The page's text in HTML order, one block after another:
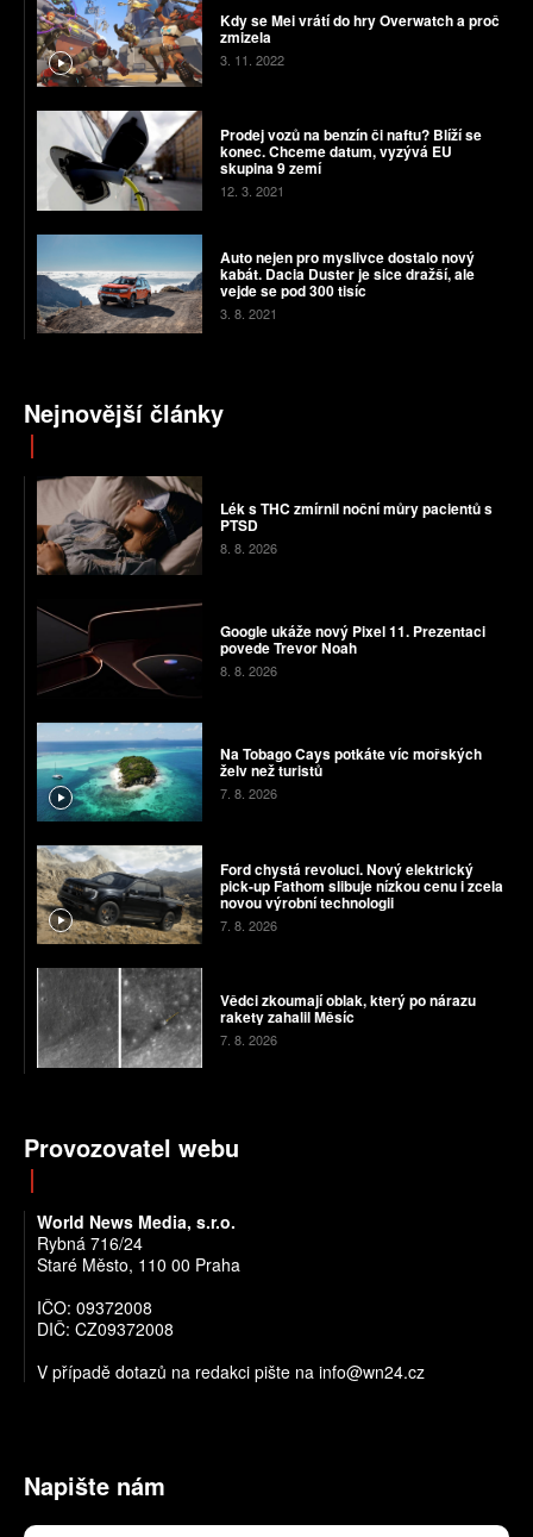
Kdy se Mei vrátí do hry Overwatch a proč
zmizela
3. 11. 2022
Prodej vozů na benzín či naftu? Blíží se
konec. Chceme datum, vyzývá EU
skupina 9 zemí
12. 3. 2021
Auto nejen pro myslivce dostalo nový
kabát. Dacia Duster je sice dražší, ale
vejde se pod 300 tisíc
3. 8. 2021
Nejnovější články
Lék s THC zmírnil noční můry pacientů s
PTSD
8. 8. 2026
Google ukáže nový Pixel 11. Prezentaci
povede Trevor Noah
8. 8. 2026
Na Tobago Cays potkáte víc mořských
želv než turistů
7. 8. 2026
Ford chystá revoluci. Nový elektrický
pick-up Fathom slibuje nízkou cenu i zcela
novou výrobní technologii
7. 8. 2026
Vědci zkoumají oblak, který po nárazu
rakety zahalil Měsíc
7. 8. 2026
Provozovatel webu
World News Media, s.r.o.
Rybná 716/24
Staré Město, 110 00 Praha
IČO: 09372008
DIČ: CZ09372008
V případě dotazů na redakci pište na info@wn24.cz
Napište nám